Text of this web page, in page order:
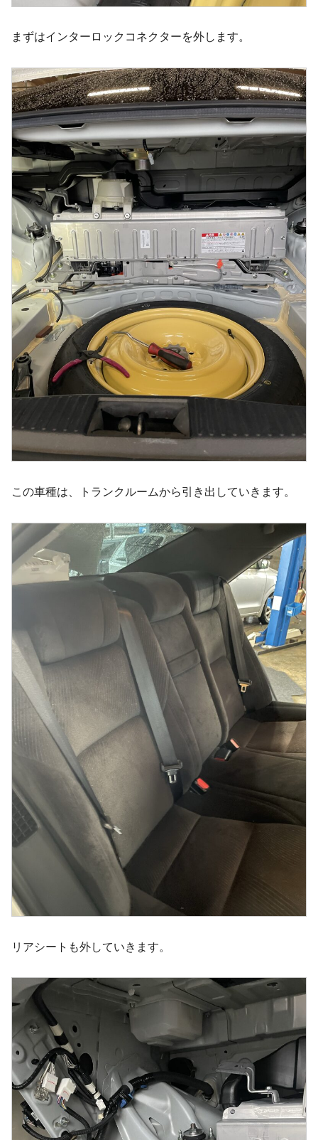
まずはインターロックコネクターを外します。
この車種は、トランクルームから引き出していきます。
リアシートも外していきます。